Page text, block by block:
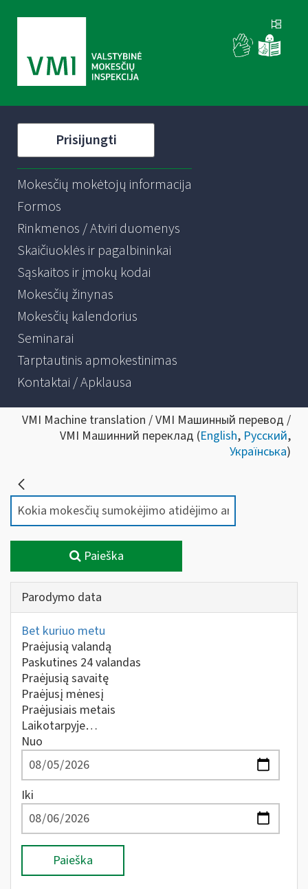
Prisijungti
Mokesčių mokėtojų informacija
Formos
Rinkmenos / Atviri duomenys
Skaičiuoklės ir pagalbininkai
Sąskaitos ir įmokų kodai
Mokesčių žinynas
Mokesčių kalendorius
Seminarai
Tarptautinis apmokestinimas
Kontaktai / Apklausa
VMI Machine translation / VMI Машинный перевод /
VMI Машинний переклад (English, Русский,
Українська)
Paieška
Parodymo data
Bet kuriuo metu
Praėjusią valandą
Paskutines 24 valandas
Praėjusią savaitę
Praėjusį mėnesį
Praėjusiais metais
Laikotarpyje…
Nuo
Iki
Paieška